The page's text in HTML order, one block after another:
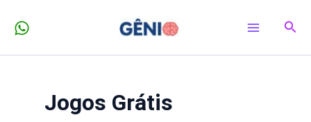
para
Jogos Grátis